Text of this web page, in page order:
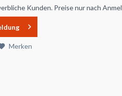
Kunden. Preise nur nach
Merken